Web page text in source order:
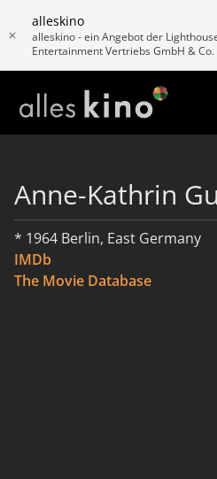
alleskino
alleskino - ein Angebot der
Entertainment Vertriebs GmbH & Co.
Anne-Kathrin
* 1964 Berlin, East Germany
IMDb
The Movie Database